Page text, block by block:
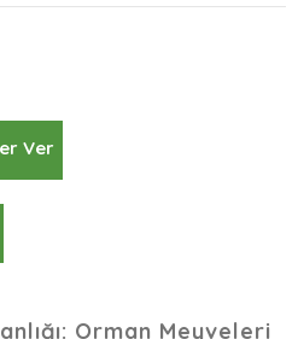
Ver
Orman Meyveleri